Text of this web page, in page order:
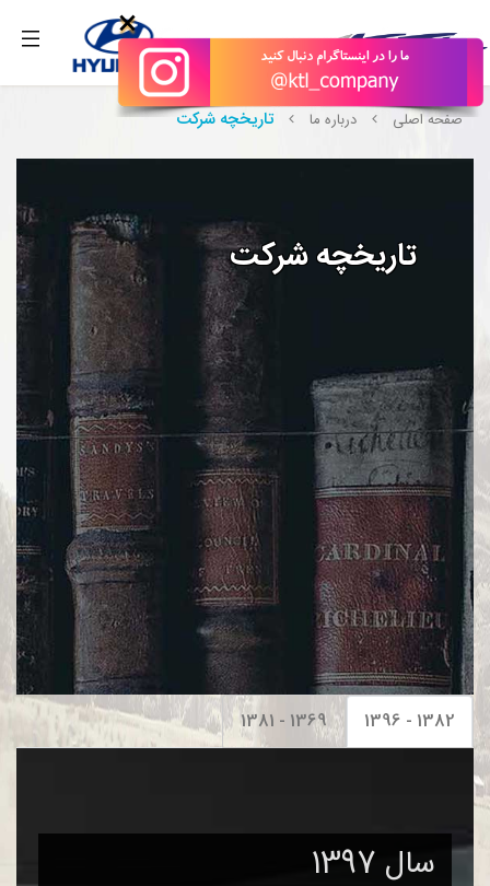
×
صفحه اصلی درباره ما تاریخچه شرکت
تاریخچه شرکت
1382 - 1396
1369 - 1381
سال 1397